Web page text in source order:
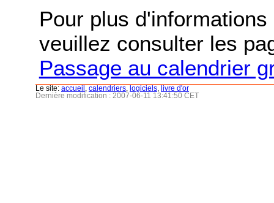
Pour plus
veuillez consulter les
Passage au calendrier
Le site: accueil calendriers logiciels
livre d'or
Dernière modification : 2007-06-11 13:41:50 CET